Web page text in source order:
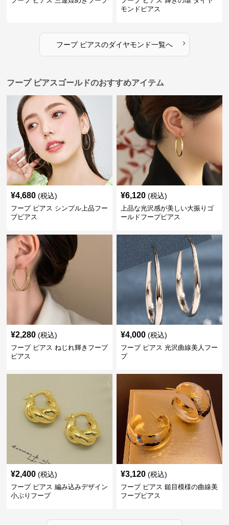
モンドピアス
フープ ピアスのダイヤモンド一覧へ ›
フープ ピアスゴールドのおすすめアイテム
¥4,680 (税込)
フープ ピアス シンプル上品フー
プピアス
¥6,120 (税込)
上品な光沢感が美しい大振りゴ
ールドフープピアス
¥2,280 (税込)
フープ ピアス ねじれ輝きフープ
ピアス
¥4,000 (税込)
フープ ピアス 光沢曲線美人フー
プ
¥2,400 (税込)
フープ ピアス 編み込みデザイン
小ぶりフープ
¥3,120 (税込)
フープ ピアス 鎚目模様の曲線美
フープピアス